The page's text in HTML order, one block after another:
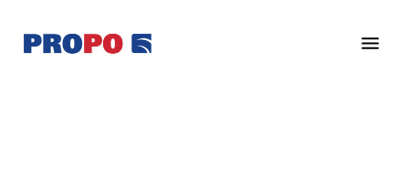
pääsisältöön
alatunnisteeseen